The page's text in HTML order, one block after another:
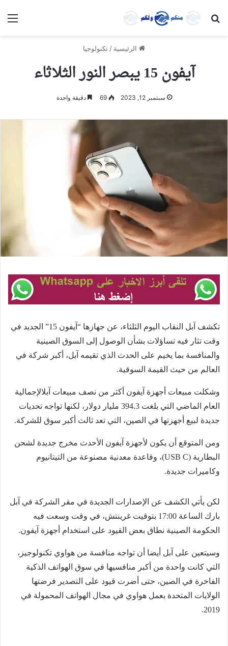
بحث عن
الرئيسية / تكنولوجيا
آيفون 15 يبصر النور الثلاثاء
سبتمبر 12, 2023 69 دقيقة واحدة
تكشف آبل النقاب اليوم الثلثاء، عن جهازها “آيفون 15” الجديد في
وقت تثار فيه تساؤلات بشأن الوصول إلى السوق الصينية
والمنافسة بما يخيم على الحدث الذي تقيمه آبل، أكبر شركة في
العالم من حيث القيمة السوقية.
وشكلت مبيعات أجهزة آيفون أكثر من نصف مبيعات آبلالإجمالية
العام الماضي التي بلغت 394.3 مليار دولار، لكنها تواجه تحديات
جديدة لبيع أجهزتها في الصين، التي تعد ثالث أكبر سوق للشركة.
ومن المتوقع أن يكون لأجهزة آيفون الأحدث مخرج جديدة لشحن
البطارية (USB C)، وقاعدة معدنية مصنوعة من التيتانيوم
وكاميرات جديدة.
لكن يأتي الكشف عن الإصدارات الجديدة في مقر الشركة في آبل
بارك الساعة 17:00 بتوقيت غرينتش، في وقت وسعت فيه
الحكومة الصينية نطاق بعض القيود على استخدام أجهزة آيفون.
وسيتعين على آبل أيضا أن تواجه منافسة من هواوي تكنولوجيز،
التي كانت واحدة من أكبر منافسيها في سوق الهواتف الذكية
الفاخرة في الصين، حتى أضرت قيود على التصدير فرضتها
الولايات المتحدة بعمل هواوي في مجال الهواتف المحمولة في
2019.